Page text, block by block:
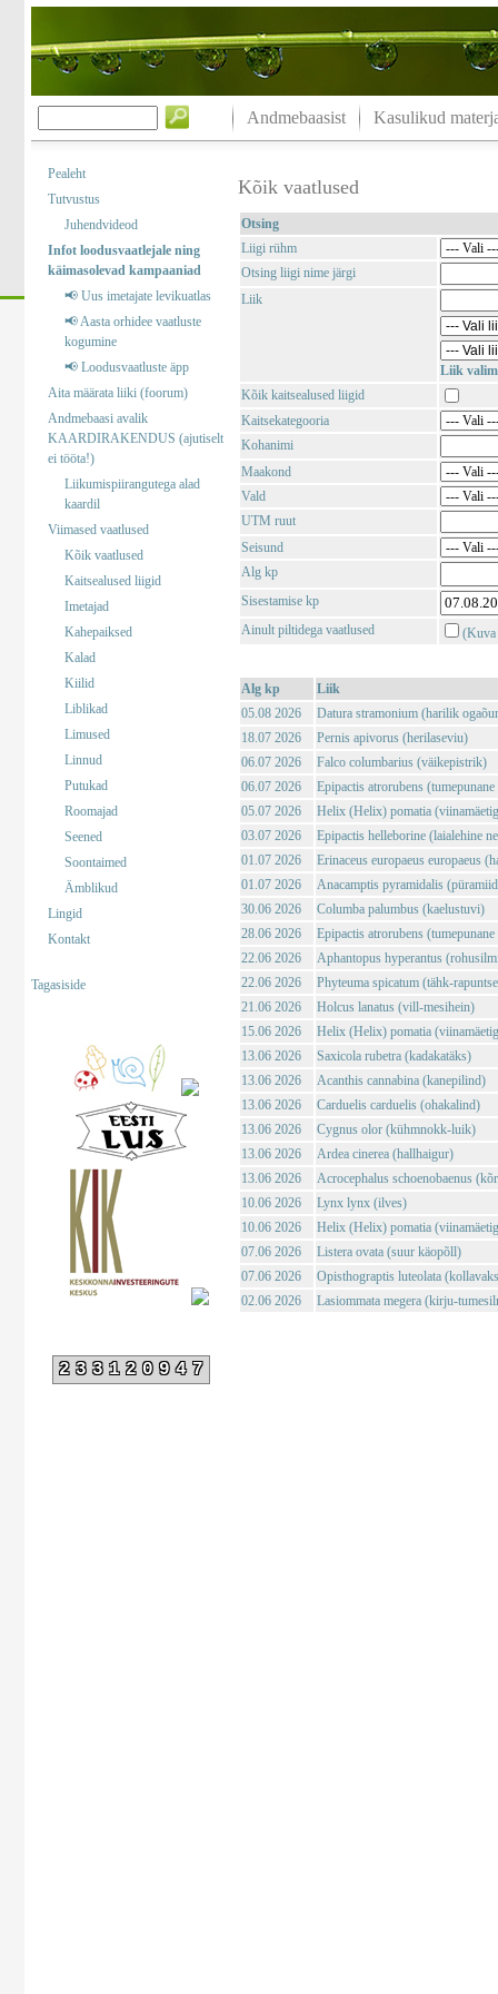
Andmebaasist Kasulikud
Pealeht
Tutvustus
Juhendvideod
Infot loodusvaatlejale ning
käimasolevad kampaaniad
📢 Uus imetajate levikuatlas
📢 Aasta orhidee vaatluste
kogumine
📢 Loodusvaatluste äpp
Aita määrata liiki (foorum)
Andmebaasi avalik
KAARDIRAKENDUS (ajutiselt
ei tööta!)
Liikumispiirangutega alad
kaardil
Viimased vaatlused
Kõik vaatlused
Kaitsealused liigid
Imetajad
Kahepaiksed
Kalad
Kiilid
Liblikad
Limused
Linnud
Putukad
Roomajad
Seened
Soontaimed
Ämblikud
Lingid
Kontakt
Tagasiside
233120947
Kõik vaatlused
Otsing
Liigi rühm
Otsing liigi nime järgi
Liik
Liik
Kõik kaitsealused liigid
Kaitsekategooria
Kohanimi
Maakond
Vald
UTM ruut
Seisund
Alg kp
Sisestamise kp
Ainult piltidega vaatlused
(Kuva
Alg kp
Liik
05.08 2026
Datura stramonium (harilik
18.07 2026
Pernis apivorus (herilaseviu)
06.07 2026
Falco columbarius (väikepistrik)
06.07 2026
Epipactis atrorubens
05.07 2026
Helix (Helix) pomatia
03.07 2026
Epipactis helleborine (laialehine
01.07 2026
Erinaceus europaeus europaeus
01.07 2026
Anacamptis pyramidalis
30.06 2026
Columba palumbus (kaelustuvi)
28.06 2026
Epipactis atrorubens
22.06 2026
Aphantopus hyperantus
22.06 2026
Phyteuma spicatum (tähk-
21.06 2026
Holcus lanatus (vill-mesihein)
15.06 2026
Helix (Helix) pomatia
13.06 2026
Saxicola rubetra (kadakatäks)
13.06 2026
Acanthis cannabina (kanepilind)
13.06 2026
Carduelis carduelis (ohakalind)
13.06 2026
Cygnus olor (kühmnokk-luik)
13.06 2026
Ardea cinerea (hallhaigur)
13.06 2026
Acrocephalus schoenobaenus
10.06 2026
Lynx lynx (ilves)
10.06 2026
Helix (Helix) pomatia
07.06 2026
Listera ovata (suur käopõll)
07.06 2026
Opisthograptis luteolata
02.06 2026
Lasiommata megera (kirju-